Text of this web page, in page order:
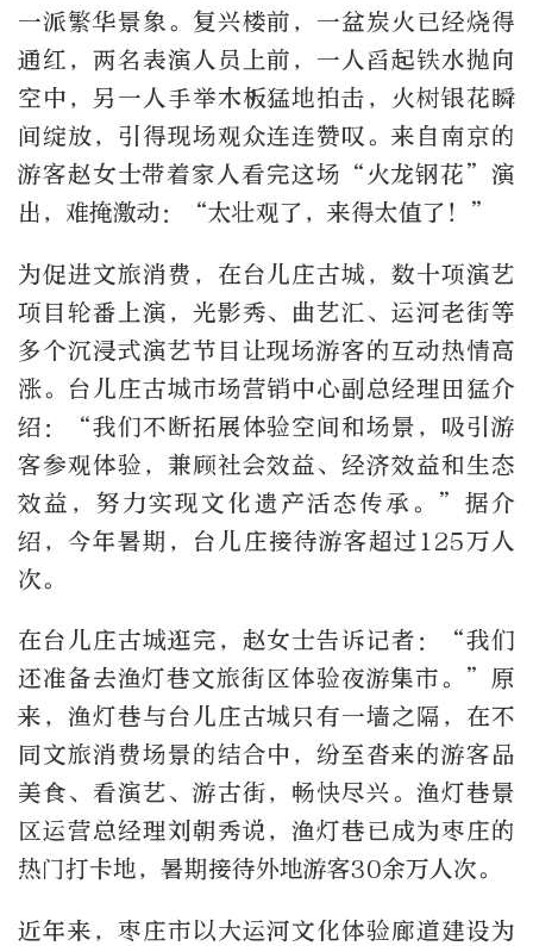
一派繁华景象。复兴楼前，一盆炭火已经烧得
通红，两名表演人员上前，一人舀起铁水抛向
空中，另一人手举木板猛地拍击，火树银花瞬
间绽放，引得现场观众连连赞叹。来自南京的
游客赵女士带着家人看完这场“火龙钢花”演
出，难掩激动：“太壮观了，来得太值了！”
为促进文旅消费，在台儿庄古城，数十项演艺
项目轮番上演，光影秀、曲艺汇、运河老街等
多个沉浸式演艺节目让现场游客的互动热情高
涨。台儿庄古城市场营销中心副总经理田猛介
绍：“我们不断拓展体验空间和场景，吸引游
客参观体验，兼顾社会效益、经济效益和生态
效益，努力实现文化遗产活态传承。”据介
绍，今年暑期，台儿庄接待游客超过125万人
次。
在台儿庄古城逛完，赵女士告诉记者：“我们
还准备去渔灯巷文旅街区体验夜游集市。”原
来，渔灯巷与台儿庄古城只有一墙之隔，在不
同文旅消费场景的结合中，纷至沓来的游客品
美食、看演艺、游古街，畅快尽兴。渔灯巷景
区运营总经理刘朝秀说，渔灯巷已成为枣庄的
热门打卡地，暑期接待外地游客30余万人次。
近年来，枣庄市以大运河文化体验廊道建设为